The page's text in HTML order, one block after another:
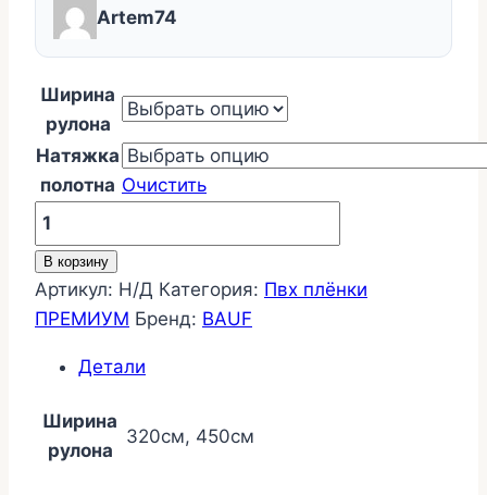
Artem74
Ширина
рулона
Натяжка
полотна Очистить
Количество
товара
BAUF
270
Белый
МАТОВЫЙ
В корзину
Артикул: Н/Д Категория: Пвх плёнки
ПРЕМИУМ Бренд: BAUF
Детали
Ширина
рулона
320см, 450см